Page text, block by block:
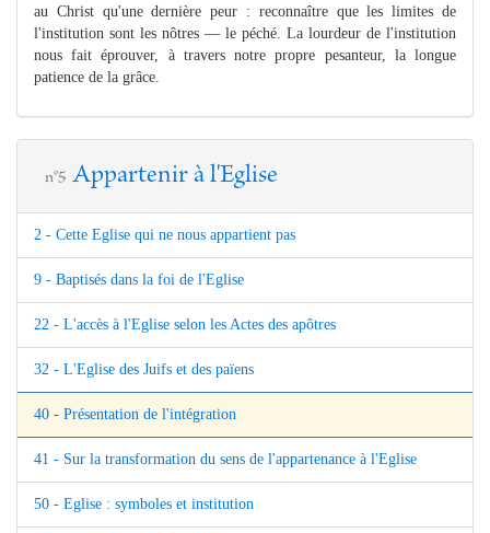
au Christ qu'une dernière peur : reconnaître que les limites de
l'institution sont les nôtres — le péché. La lourdeur de l'institution
nous fait éprouver, à travers notre propre pesanteur, la longue
patience de la grâce.
n°5 Appartenir à l'Eglise
2 - Cette Eglise qui ne nous appartient pas
9 - Baptisés dans la foi de l'Eglise
22 - L'accès à l'Eglise selon les Actes des apôtres
32 - L'Eglise des Juifs et des païens
40 - Présentation de l'intégration
41 - Sur la transformation du sens de l'appartenance à l'Eglise
50 - Eglise : symboles et institution